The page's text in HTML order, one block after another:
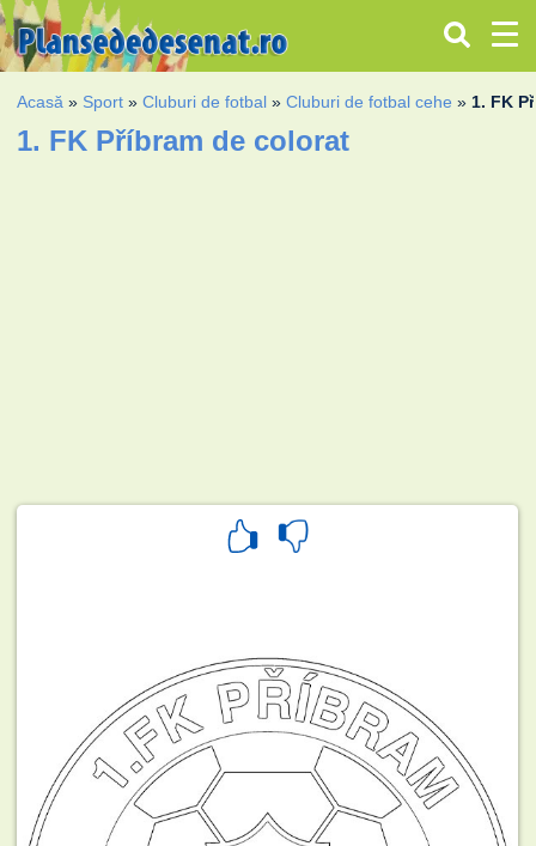
Acasă » Sport »Cluburi de fotbal »Cluburi de fotbal cehe » 1. FK
1. FK Příbram de colorat